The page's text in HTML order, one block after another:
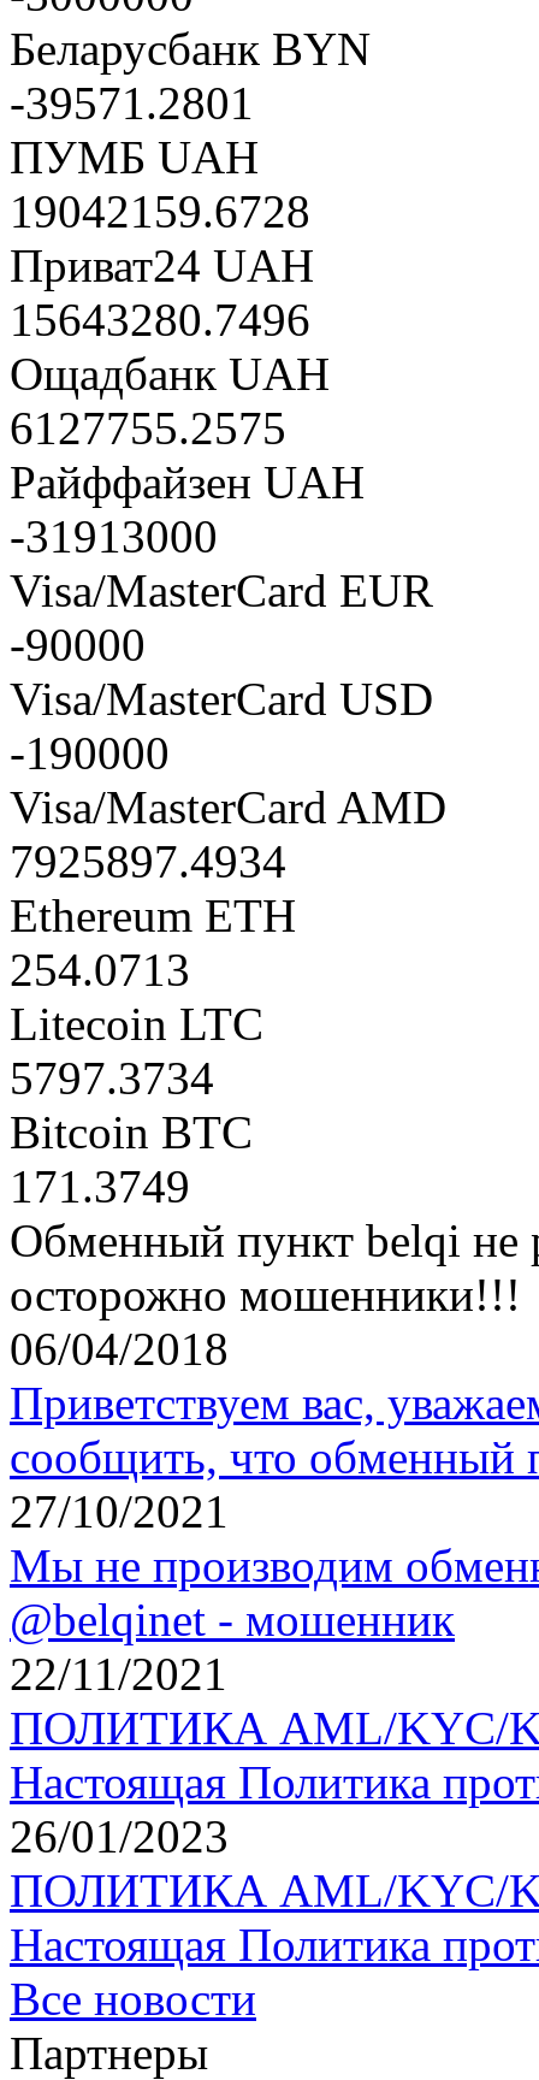
Беларусбанк BYN
-39571.2801
ПУМБ UAH
19042159.6728
Приват24 UAH
15643280.7496
Ощадбанк UAH
6127755.2575
Райффайзен UAH
-31913000
Visa/MasterCard EUR
-90000
Visa/MasterCard USD
-190000
Visa/MasterCard AMD
7925897.4934
Ethereum ETH
254.0713
Litecoin LTC
5797.3734
Bitcoin BTC
171.3749
Обменный пункт belqi не
осторожно мошенники!!!
06/04/2018
Приветствуем вас,
сообщить, что
27/10/2021
Мы не производим
@belqinet - мошенник
22/11/2021
ПОЛИТИКА AML/KYC/
Настоящая Политика
26/01/2023
ПОЛИТИКА AML/KYC/
Настоящая Политика
Все новости
Партнеры